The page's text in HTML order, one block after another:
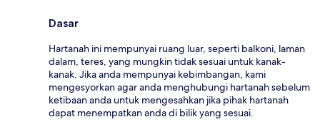
Dasar
Hartanah ini mempunyai ruang luar, seperti balkoni, laman
dalam, teres, yang mungkin tidak sesuai untuk kanak-
kanak. Jika anda mempunyai kebimbangan, kami
mengesyorkan agar anda menghubungi hartanah sebelum
ketibaan anda untuk mengesahkan jika pihak hartanah
dapat menempatkan anda di bilik yang sesuai.